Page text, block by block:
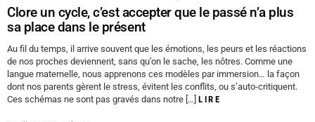
Clore un cycle, c’est accepter que le passé n’a plus
sa place dans le présent
Au fil du temps, il arrive souvent que les émotions, les peurs et les réactions
de nos proches deviennent, sans qu’on le sache, les nôtres. Comme une
langue maternelle, nous apprenons ces modèles par immersion… la façon
dont nos parents gèrent le stress, évitent les conflits, ou s’auto-critiquent.
Ces schémas ne sont pas gravés dans notre […] LIRE